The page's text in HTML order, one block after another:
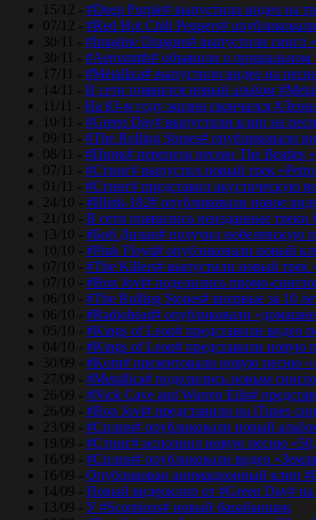
15/12 - #Deep Purple# выпустили видео на
07/12 - #Red Hot Chili Peppers#
30/11 - #Imagine Dragons# выпустили сингл
30/11 - #Aerosmith# объявили о прощальном
17/11 - #Metallica# выпустили видео на
14/11 - В сети появился новый альбом
11/11 - На 83-м году жизни скончался
10/11 - #Green Day# выпустили клип на
09/11 - #The Rolling Stones# опубликовали
08/11 - #Пинк# перепела песню The Beatles
07/11 - #Стинг# выпустил новый трек
01/11 - #Стинг# представил акустическую
24/10 - #Blink-182# опубликовали новое
21/10 - В сети появились неизданные треки
13/10 - #Боб Дилан# получил нобелевскую
10/10 - #Pink Floyd# опубликовали новый
07/10 - #The Killers# выпустили новый трек
07/10 - #Bon Jovi# поделились промо-
06/10 - #The Rolling Stones# впервые за 10
06/10 - #Radiohead# опубликовали
05/10 - #Kings of Leon# представили видео
04/10 - #Kings of Leon# представили новую
30/09 - #Korn# презентовали новую песню
27/09 - #Metallica# поделились новым
26/09 - #Nick Cave and Warren Ellis#
26/09 - #Bon Jovi# представили на iTunes
23/09 - #Сплин# опубликовали новый
19/09 - #Стинг# исполнил новую песню
16/09 - #Сплин# опубликовали видео
16/09 - Опубликован анимационный клип
14/09 - Новый видеоклип от #Green Day#
13/09 - У #Scorpions# новый барабанщик